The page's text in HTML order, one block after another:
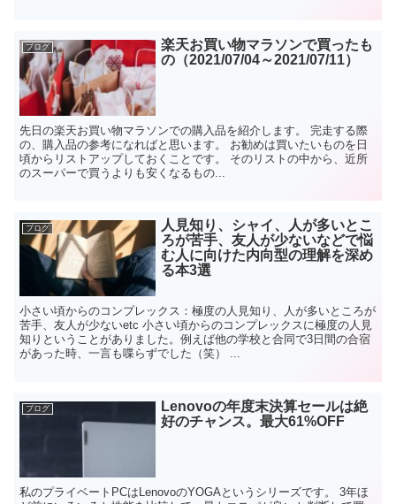
ブログ
楽天お買い物マラソンで買ったも
の（2021/07/04～2021/07/11）
先日の楽天お買い物マラソンでの購入品を紹介します。 完走する際
の、購入品の参考になればと思います。 お勧めは買いたいものを日
頃からリストアップしておくことです。 そのリストの中から、近所
のスーパーで買うよりも安くなるもの...
ブログ
人見知り、シャイ、人が多いとこ
ろが苦手、友人が少ないなどで悩
む人に向けた内向型の理解を深め
る本3選
小さい頃からのコンプレックス：極度の人見知り、人が多いところが
苦手、友人が少ないetc 小さい頃からのコンプレックスに極度の人見
知りということがありました。例えば他の学校と合同で3日間の合宿
があった時、一言も喋らずでした（笑） ...
ブログ
Lenovoの年度末決算セールは絶
好のチャンス。最大61%OFF
私のプライベートPCはLenovoのYOGAというシリーズです。 3年ほ